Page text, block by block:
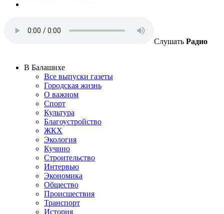
Слушать Радио
В Балашихе
Все выпуски газеты
Городская жизнь
О важном
Спорт
Культура
Благоустройство
ЖКХ
Экология
Кучино
Строительство
Интервью
Экономика
Общество
Происшествия
Транспорт
История